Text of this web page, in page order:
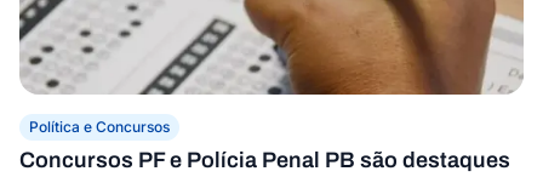
Política e Concursos
Concursos PF e Polícia Penal PB são destaques